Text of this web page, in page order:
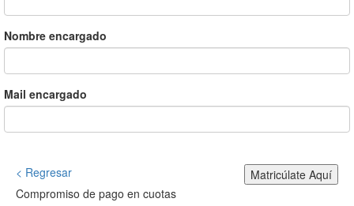
Nombre encargado
Mail encargado
< Regresar
Matricúlate Aquí
Compromiso de pago en cuotas